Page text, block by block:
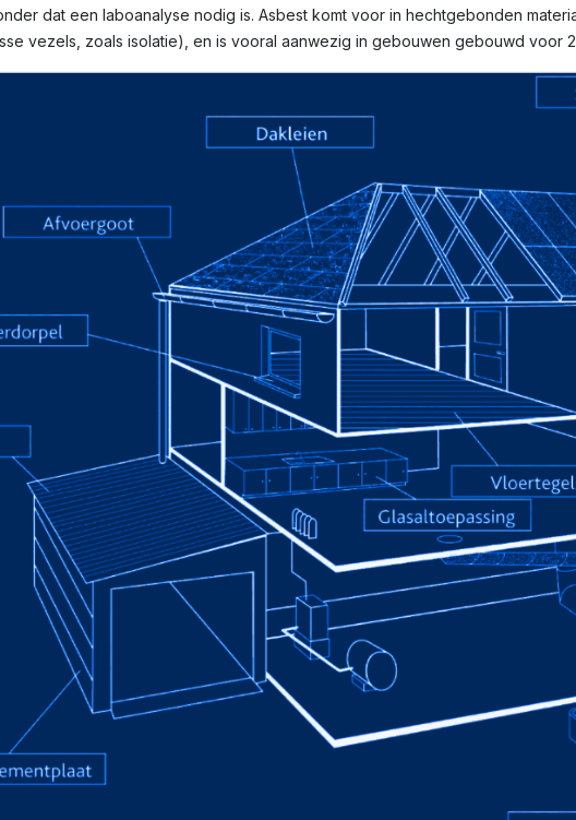
dat een laboanalyse nodig is. Asbest komt voor in hechtgebonden
vezels, zoals isolatie), en is vooral aanwezig in gebouwen gebouwd voor